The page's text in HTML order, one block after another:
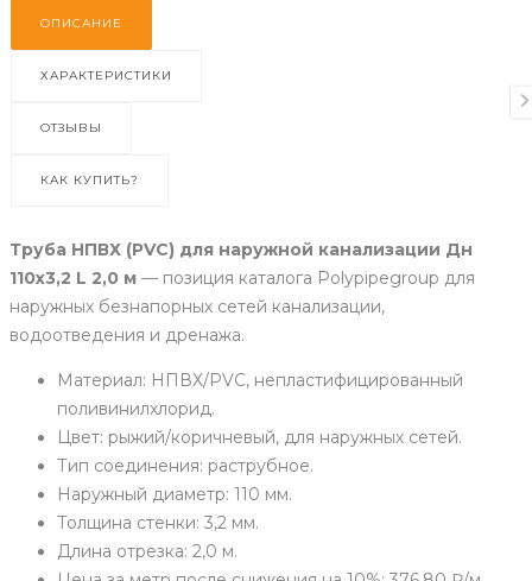
ОПИСАНИЕ
ХАРАКТЕРИСТИКИ
ОТЗЫВЫ
КАК КУПИТЬ?
Труба НПВХ (PVC) для наружной канализации Дн
110х3,2 L 2,0 м — позиция каталога Polypipegroup для
наружных безнапорных сетей канализации,
водоотведения и дренажа.
Материал: НПВХ/PVC, непластифицированный
поливинилхлорид.
Цвет: рыжий/коричневый, для наружных сетей.
Тип соединения: раструбное.
Наружный диаметр: 110 мм.
Толщина стенки: 3,2 мм.
Длина отрезка: 2,0 м.